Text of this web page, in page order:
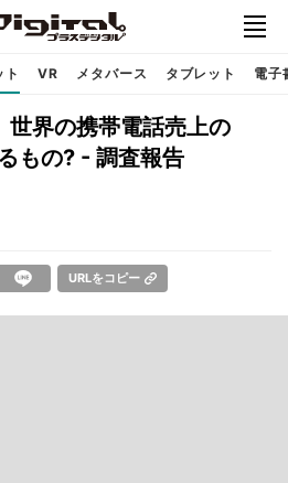
ト VR メタバース タブレット 電子
界の携帯電話売上の
もの? - 調査報告
URLをコピー